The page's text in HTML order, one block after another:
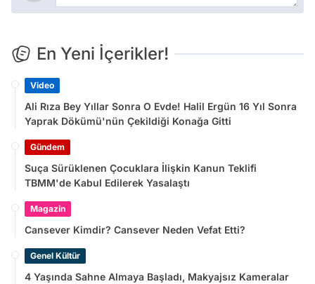
En Yeni İçerikler!
Video
Ali Rıza Bey Yıllar Sonra O Evde! Halil Ergün 16 Yıl Sonra
Yaprak Dökümü'nün Çekildiği Konağa Gitti
Gündem
Suça Sürüklenen Çocuklara İlişkin Kanun Teklifi
TBMM'de Kabul Edilerek Yasalaştı
Magazin
Cansever Kimdir? Cansever Neden Vefat Etti?
Genel Kültür
4 Yaşında Sahne Almaya Başladı, Makyajsız Kameralar